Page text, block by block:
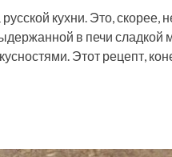
кухни. Это, скорее,
в печи сладкой
Этот рецепт,